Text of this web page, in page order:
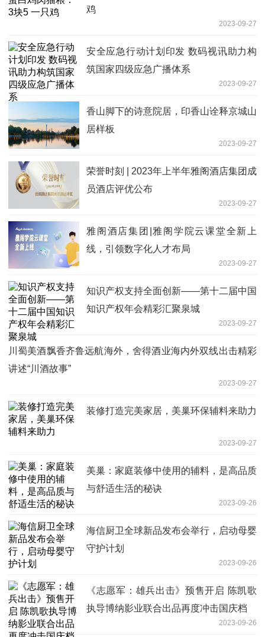
鸡
2023-09-27
安全应急行动计划印发 数码视讯助力构
筑国家四级应急广播体系
2023-09-27
香山脚下的诗意院居，印香山诠释京城山
居样板
2023-09-27
荣誉时刻 | 2023年上半年雅阁酒店集团成
员酒店评优公布
2023-09-27
雅阁酒店集团|雅阁学院云课堂全新上
线，引领数字化人才布局
2023-09-27
知识产权支持全面创新——第十二届中国
知识产权年会精彩汇聚泉城
2023-09-27
川蜀美酒飘香齐鲁远航海外，舍得酒业海内外双线出击精彩
讲述“川酒故事”
2023-09-27
装修打造完美家居，美巢环保辅料来助力
2023-09-27
美巢：家庭装修中使用的辅料，是高品质
与舒适生活的秘诀
2023-09-26
海信厨卫全球新品发布会举行，启动母婴
守护计划
2023-09-26
《志愿军：雄兵出击》预售开启 陈凯歌
执导博纳影业联合出品再度冲击国庆档
2023-09-26